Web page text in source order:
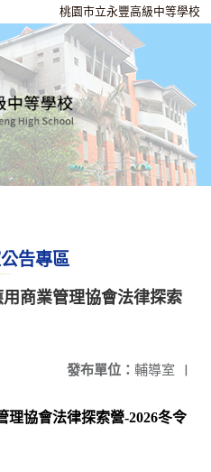
桃園市立永豐高級中等學校
告專區
商業管理協會法律探索
發布單位： 輔導室 |
理協會法律探索營-2026冬令